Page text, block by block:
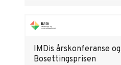
IMDis årskonferanse
Bosettingsprisen